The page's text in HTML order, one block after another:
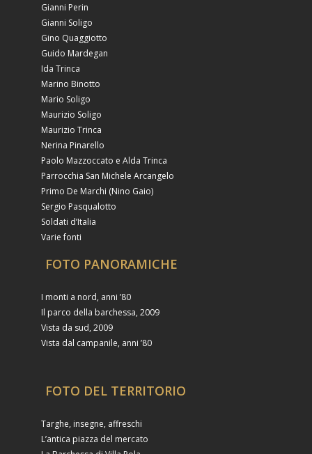
Gianni Perin
Gianni Soligo
Gino Quaggiotto
Guido Mardegan
Ida Trinca
Marino Binotto
Mario Soligo
Maurizio Soligo
Maurizio Trinca
Nerina Pinarello
Paolo Mazzoccato e Alda Trinca
Parrocchia San Michele Arcangelo
Primo De Marchi (Nino Gaio)
Sergio Pasqualotto
Soldati d’Italia
Varie fonti
FOTO PANORAMICHE
I monti a nord, anni ’80
Il parco della barchessa, 2009
Vista da sud, 2009
Vista dal campanile, anni ’80
FOTO DEL TERRITORIO
Targhe, insegne, affreschi
L’antica piazza del mercato